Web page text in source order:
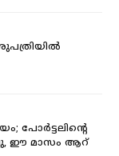
പോര്‍ട്ടലിന്റെ
ഈ മാസം ആറ്